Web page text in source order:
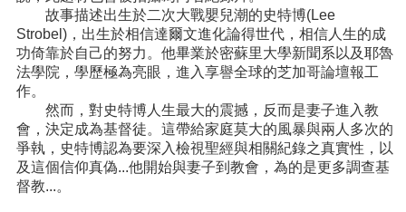
故事描述出生於二次大戰嬰兒潮的史特博(Lee
Strobel)，出生於相信達爾文進化論得世代，相信人生的成
功倚靠於自己的努力。他畢業於密蘇里大學新聞系以及耶魯
法學院，學歷極為亮眼，進入享譽全球的芝加哥論壇報工
作。
然而，對史特博人生最大的震撼，反而是妻子進入教
會，決定成為基督徒。這帶給家庭莫大的風暴與兩人多次的
爭執，史特博認為要深入檢視聖經與相關紀錄之真實性，以
及這個信仰真偽...他開始與妻子到教會，為的是更多調查基
督教...。